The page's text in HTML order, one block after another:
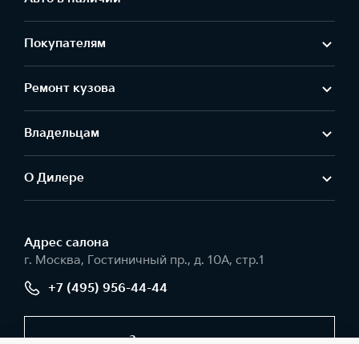
Покупателям
Ремонт кузова
Владельцам
О Дилере
Адрес салонa
г. Москва, Гостиничный пр., д. 10А, стр.1
+7 (495) 956-44-44
Заказать звонок